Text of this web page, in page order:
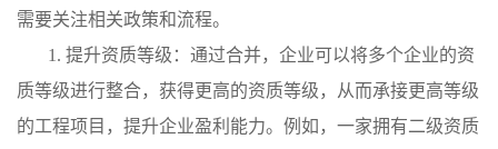
需要关注相关政策和流程。
1. 提升资质等级：通过合并，企业可以将多个企业的资
质等级进行整合，获得更高的资质等级，从而承接更高等级
的工程项目，提升企业盈利能力。例如，一家拥有二级资质